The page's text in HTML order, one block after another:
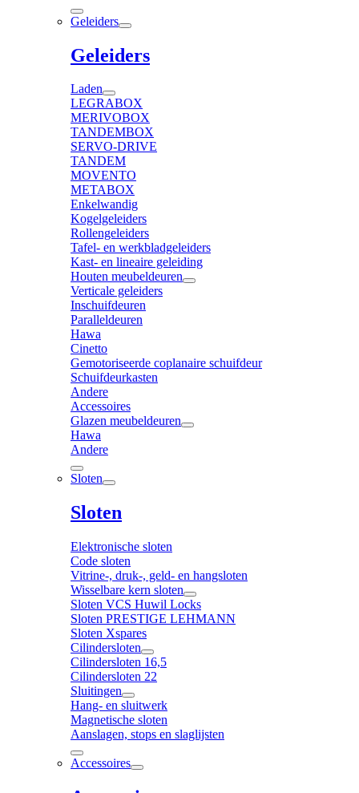
Geleiders
Geleiders
Laden
LEGRABOX
MERIVOBOX
TANDEMBOX
SERVO-DRIVE
TANDEM
MOVENTO
METABOX
Enkelwandig
Kogelgeleiders
Rollengeleiders
Tafel- en werkbladgeleiders
Kast- en lineaire geleiding
Houten meubeldeuren
Verticale geleiders
Inschuifdeuren
Paralleldeuren
Hawa
Cinetto
Gemotoriseerde coplanaire schuifdeur
Schuifdeurkasten
Andere
Accessoires
Glazen meubeldeuren
Hawa
Andere
Sloten
Sloten
Elektronische sloten
Code sloten
Vitrine-, druk-, geld- en hangsloten
Wisselbare kern sloten
Sloten VCS Huwil Locks
Sloten PRESTIGE LEHMANN
Sloten Xspares
Cilindersloten
Cilindersloten 16,5
Cilindersloten 22
Sluitingen
Hang- en sluitwerk
Magnetische sloten
Aanslagen, stops en slaglijsten
Accessoires